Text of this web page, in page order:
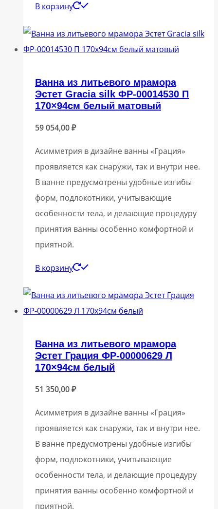
В корзину
Ванна из литьевого мрамора
Эстет Gracia silk ФР-00014530 П
170×94см белый матовый
59 054,00₽
Асимметрия в дизайне ванны «Грация»
проявляется как снаружи, так и внутри нее.
В ванне предусмотрены удобные изгибы
форм, подлокотники, учитывающие
особенности тела, и делающие процедуру
принятия ванны особенно комфортной и
приятной.
В корзину
Ванна из литьевого мрамора
Эстет Грация ФР-00000629 Л
170×94см белый
51 350,00₽
Асимметрия в дизайне ванны «Грация»
проявляется как снаружи, так и внутри нее.
В ванне предусмотрены удобные изгибы
форм, подлокотники, учитывающие
особенности тела, и делающие процедуру
принятия ванны особенно комфортной и
приятной.